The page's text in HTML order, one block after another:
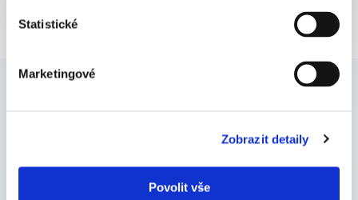
Statistické
Marketingové
Zobrazit detaily
Povolit vše
a firemních procesů je naše téma.